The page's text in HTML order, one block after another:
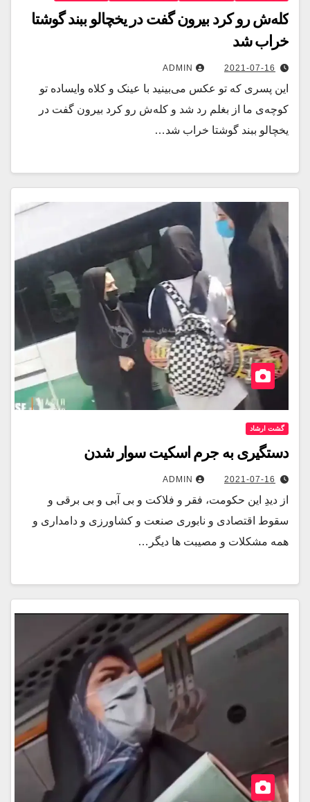
کله‌ش رو کرد بیرون گفت در یخچالو ببند گوشتا
خراب شد
2021-07-16
ADMIN
این پسری که تو عکس می‌بینید با عینک و کلاه وایساده تو
کوچه‌ی ما از بغلم رد شد و کله‌ش رو کرد بیرون گفت در
یخچالو ببند گوشتا خراب شد…
گشت ارشاد
دستگیری به جرم اسکیت سوار شدن
2021-07-16
ADMIN
از دیدِ این حکومت، فقر و فلاکت و بی آبی و بی برقی و
سقوط اقتصادی و نابوری صنعت و کشاورزی و دامداری و
همه مشکلات و مصیبت ها دیگر…